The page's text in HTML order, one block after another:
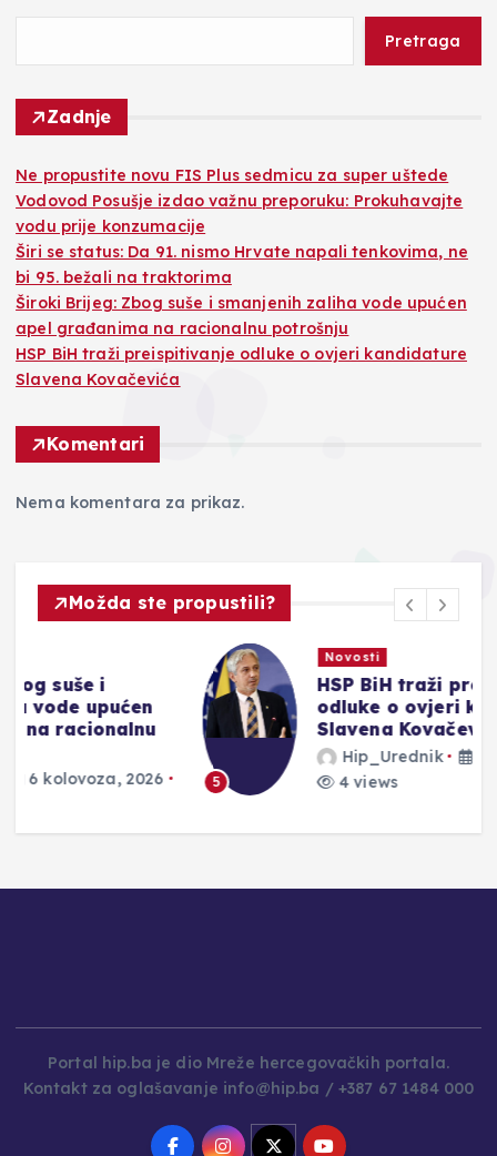
Pretraga
Zadnje
Ne propustite novu FIS Plus sedmicu za super uštede
Vodovod Posušje izdao važnu preporuku: Prokuhavajte
vodu prije konzumacije
Širi se status: Da 91. nismo Hrvate napali tenkovima, ne
bi 95. bežali na traktorima
Široki Brijeg: Zbog suše i smanjenih zaliha vode upućen
apel građanima na racionalnu potrošnju
HSP BiH traži preispitivanje odluke o ovjeri kandidature
Slavena Kovačevića
Komentari
Nema komentara za prikaz.
Možda ste propustili?
5
HSP BiH traži preispitivanje
odluke o ovjeri kandidature
Slavena Kovačevića
Hip_Urednik
6 kolovoza, 2026
4 views
Kontakt za oglašavanje info@hip.ba / +387 67 1484 000